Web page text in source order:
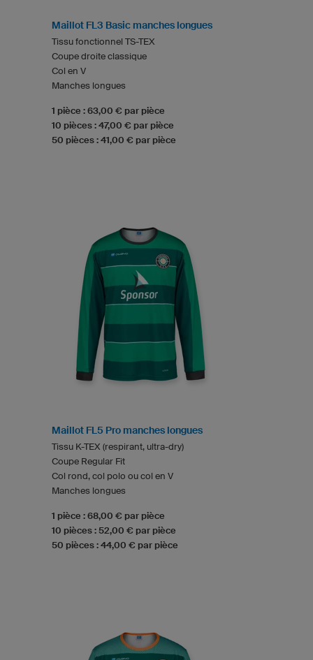
Maillot FL3 Basic manches longues
Tissu fonctionnel TS-TEX
Coupe droite classique
Col en V
Manches longues
1 pièce : 63,00 € par pièce
10 pièces : 47,00 € par pièce
50 pièces : 41,00 € par pièce
Maillot FL5 Pro manches longues
Tissu K-TEX (respirant, ultra-dry)
Coupe Regular Fit
Col rond, col polo ou col en V
Manches longues
1 pièce : 68,00 € par pièce
10 pièces : 52,00 € par pièce
50 pièces : 44,00 € par pièce